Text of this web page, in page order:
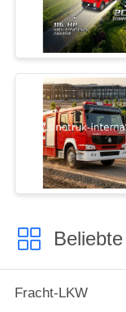
Fracht-LKW